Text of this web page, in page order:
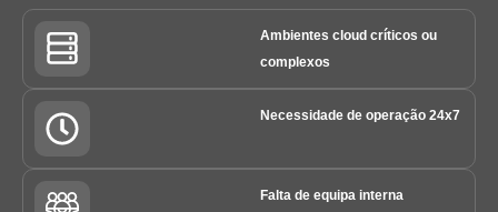
Ambientes cloud críticos ou
complexos
Necessidade de operação 24x7
Falta de equipa interna